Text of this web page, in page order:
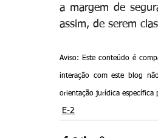
a margem de
assim, de serem
Aviso: Este conteúdo é
interação com este blog
orientação jurídica específica
E-2